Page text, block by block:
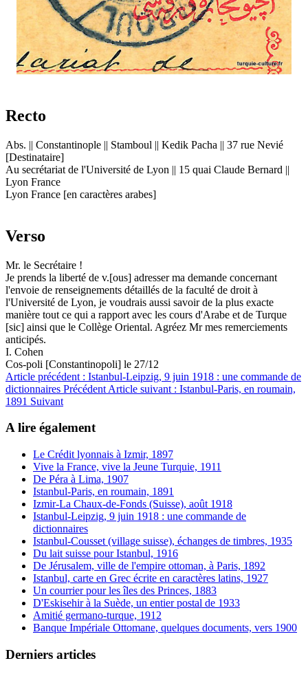
Recto
Abs. || Constantinople || Stamboul || Kedik Pacha || 37 rue Nevié
[Destinataire]
Au secrétariat de l'Université de Lyon || 15 quai Claude Bernard ||
Lyon France
Lyon France [en caractères arabes]
Verso
Mr. le Secrétaire !
Je prends la liberté de v.[ous] adresser ma demande concernant
l'envoie de renseignements détaillés de la faculté de droit à
l'Université de Lyon, je voudrais aussi savoir de la plus exacte
manière tout ce qui a rapport avec les cours d'Arabe et de Turque
[sic] ainsi que le Collège Oriental. Agréez Mr mes remerciements
anticipés.
I. Cohen
Cos-poli [Constantinopoli] le 27/12
Article précédent : Istanbul-Leipzig, 9 juin 1918 : une commande de
dictionnaires Précédent Article suivant : Istanbul-Paris, en roumain,
1891 Suivant
A lire également
Le Crédit lyonnais à Izmir, 1897
Vive la France, vive la Jeune Turquie, 1911
De Péra à Lima, 1907
Istanbul-Paris, en roumain, 1891
Izmir-La Chaux-de-Fonds (Suisse), août 1918
Istanbul-Leipzig, 9 juin 1918 : une commande de
dictionnaires
Istanbul-Cousset (village suisse), échanges de timbres, 1935
Du lait suisse pour Istanbul, 1916
De Jérusalem, ville de l'empire ottoman, à Paris, 1892
Istanbul, carte en Grec écrite en caractères latins, 1927
Un courrier pour les îles des Princes, 1883
D'Eskisehir à la Suède, un entier postal de 1933
Amitié germano-turque, 1912
Banque Impériale Ottomane, quelques documents, vers 1900
Derniers articles